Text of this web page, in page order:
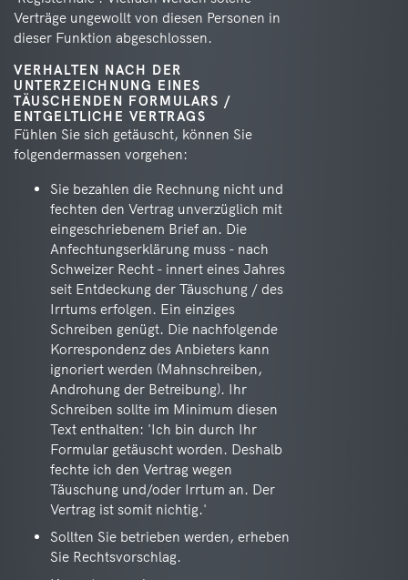
Verträge ungewollt von diesen Personen in
dieser Funktion abgeschlossen.
VERHALTEN NACH DER
UNTERZEICHNUNG EINES
TÄUSCHENDEN FORMULARS /
ENTGELTLICHE VERTRAGS
Fühlen Sie sich getäuscht, können Sie
folgendermassen vorgehen:
Sie bezahlen die Rechnung nicht und
fechten den Vertrag unverzüglich mit
eingeschriebenem Brief an. Die
Anfechtungserklärung muss - nach
Schweizer Recht - innert eines Jahres
seit Entdeckung der Täuschung / des
Irrtums erfolgen. Ein einziges
Schreiben genügt. Die nachfolgende
Korrespondenz des Anbieters kann
ignoriert werden (Mahnschreiben,
Androhung der Betreibung). Ihr
Schreiben sollte im Minimum diesen
Text enthalten: 'Ich bin durch Ihr
Formular getäuscht worden. Deshalb
fechte ich den Vertrag wegen
Täuschung und/oder Irrtum an. Der
Vertrag ist somit nichtig.'
Sollten Sie betrieben werden, erheben
Sie Rechtsvorschlag.